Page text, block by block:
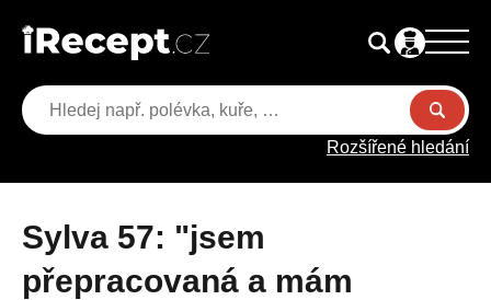
Rozšířené hledání
Sylva 57: "jsem
přepracovaná a mám